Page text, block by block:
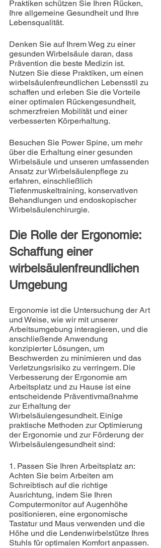
Praktiken schützen Sie Ihren Rücken,
Ihre allgemeine Gesundheit und Ihre
Lebensqualität.
Denken Sie auf Ihrem Weg zu einer
gesunden Wirbelsäule daran, dass
Prävention die beste Medizin ist.
Nutzen Sie diese Praktiken, um einen
wirbelsäulenfreundlichen Lebensstil zu
schaffen und erleben Sie die Vorteile
einer optimalen Rückengesundheit,
schmerzfreien Mobilität und einer
verbesserten Körperhaltung.
Besuchen Sie Power Spine, um mehr
über die Erhaltung einer gesunden
Wirbelsäule und unseren umfassenden
Ansatz zur Wirbelsäulenpflege zu
erfahren, einschließlich
Tiefenmuskeltraining, konservativen
Behandlungen und endoskopischer
Wirbelsäulenchirurgie.
Die Rolle der Ergonomie:
Schaffung einer
wirbelsäulenfreundlichen
Umgebung
Ergonomie ist die Untersuchung der Art
und Weise, wie wir mit unserer
Arbeitsumgebung interagieren, und die
anschließende Anwendung
konzipierter Lösungen, um
Beschwerden zu minimieren und das
Verletzungsrisiko zu verringern. Die
Verbesserung der Ergonomie am
Arbeitsplatz und zu Hause ist eine
entscheidende Präventivmaßnahme
zur Erhaltung der
Wirbelsäulengesundheit. Einige
praktische Methoden zur Optimierung
der Ergonomie und zur Förderung der
Wirbelsäulengesundheit sind:
1. Passen Sie Ihren Arbeitsplatz an:
Achten Sie beim Arbeiten am
Schreibtisch auf die richtige
Ausrichtung, indem Sie Ihren
Computermonitor auf Augenhöhe
positionieren, eine ergonomische
Tastatur und Maus verwenden und die
Höhe und die Lendenwirbelstütze Ihres
Stuhls für optimalen Komfort anpassen.